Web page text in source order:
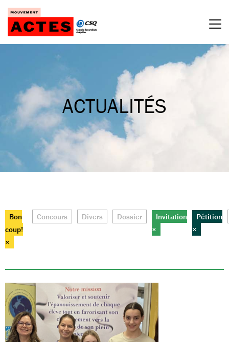
Passer
contenu
ACTUALITÉS
Bon
coup!
×
Concours Divers Dossier
Invitation
×
Pétition
×